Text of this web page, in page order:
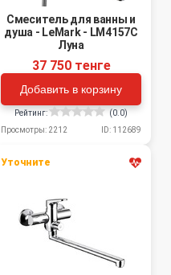
Смеситель для ванны и
душа - LeMark - LM4157C
Луна
37 750 тенге
Добавить в корзину
Рейтинг:
(0.0)
Просмотры: 2212
ID: 112689
Уточните